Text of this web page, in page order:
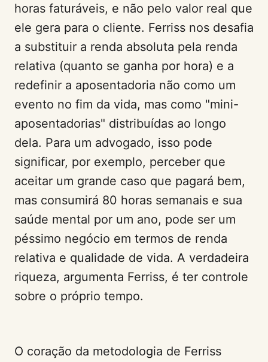
horas faturáveis, e não pelo valor real que
ele gera para o cliente. Ferriss nos desafia
a substituir a renda absoluta pela renda
relativa (quanto se ganha por hora) e a
redefinir a aposentadoria não como um
evento no fim da vida, mas como "mini-
aposentadorias" distribuídas ao longo
dela. Para um advogado, isso pode
significar, por exemplo, perceber que
aceitar um grande caso que pagará bem,
mas consumirá 80 horas semanais e sua
saúde mental por um ano, pode ser um
péssimo negócio em termos de renda
relativa e qualidade de vida. A verdadeira
riqueza, argumenta Ferriss, é ter controle
sobre o próprio tempo.
O coração da metodologia de Ferriss